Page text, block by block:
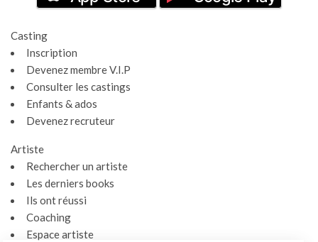
Casting
Inscription
Devenez membre V.I.P
Consulter les castings
Enfants & ados
Devenez recruteur
Artiste
Rechercher un artiste
Les derniers books
Ils ont réussi
Coaching
Espace artiste